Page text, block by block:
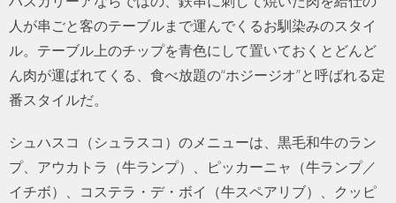
人が串ごと客のテーブルまで運んでくるお馴染みのスタイ
ル。テーブル上のチップを青色にして置いておくとどんど
ん肉が運ばれてくる、食べ放題の“ホジージオ”と呼ばれる定
番スタイルだ。
シュハスコ（シュラスコ）のメニューは、黒毛和牛のラン
プ、アウカトラ（牛ランプ）、ピッカーニャ（牛ランプ／
イチボ）、コステラ・デ・ボイ（牛スペアリブ）、クッピ